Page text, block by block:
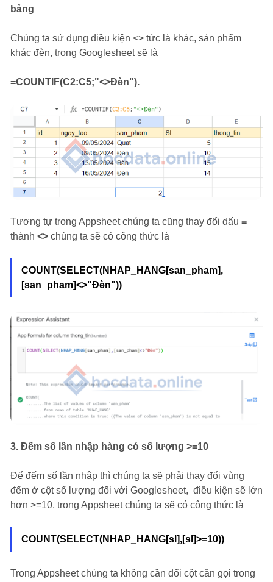
bảng
Chúng ta sử dụng điều kiện <> tức là khác, sản phẩm
khác đèn, trong Googlesheet sẽ là
=COUNTIF(C2:C5;"<>Đèn").
Tương tự trong Appsheet chúng ta cũng thay đổi dấu =
thành <> chúng ta sẽ có công thức là
COUNT(SELECT(NHAP_HANG[san_pham],
[san_pham]<>"Đèn"))
3. Đếm số lần nhập hàng có số lượng >=10
Để đếm số lần nhập thì chúng ta sẽ phải thay đổi vùng
đếm ở cột số lượng đối với Googlesheet, điều kiện sẽ lớn
hơn >=10, trong Appsheet chúng ta sẽ có công thức là
COUNT(SELECT(NHAP_HANG[sl],[sl]>=10))
Trong Appsheet chúng ta không cần đổi cột cần gọi trong